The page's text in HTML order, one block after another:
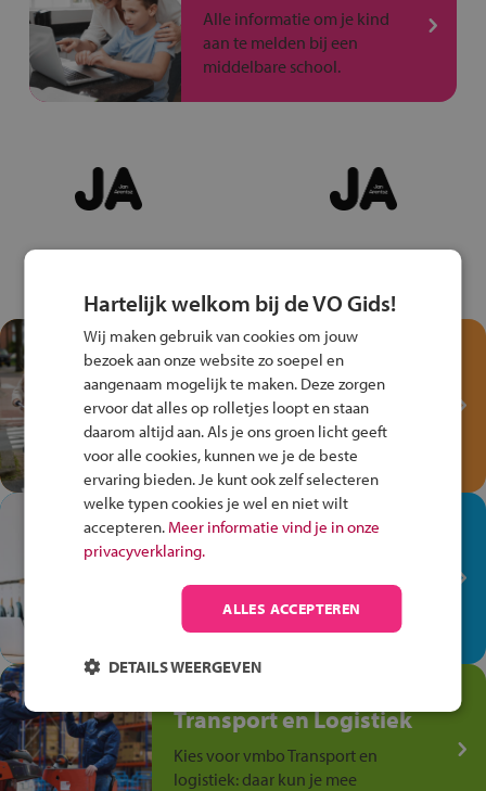
Alle informatie om je kind
aan te melden bij een
middelbare school.
Test je kennis met het
Fiets Veilig
Verkeersspel!
Speel het Fiets Veilig Verkeersspel
en win een Cortina-fiets!
In de winkel ben je op je
plek!
Ontdek via het vmbo jouw talent
op de winkelvloer, waar elke dag
anders is!
Transport en Logistiek
Kies voor vmbo Transport en
logistiek: daar kun je mee
Hartelijk welkom bij de VO Gids!
Wij maken gebruik van cookies om jouw
bezoek aan onze website zo soepel en
aangenaam mogelijk te maken. Deze zorgen
ervoor dat alles op rolletjes loopt en staan
daarom altijd aan. Als je ons groen licht geeft
voor alle cookies, kunnen we je de beste
ervaring bieden. Je kunt ook zelf selecteren
welke typen cookies je wel en niet wilt
accepteren. Meer informatie vind je in onze
privacyverklaring.
ALLES ACCEPTEREN
DETAILS WEERGEVEN